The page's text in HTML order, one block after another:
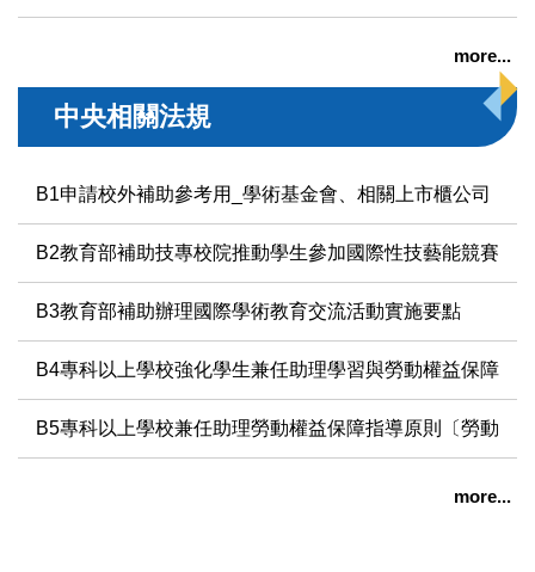
防範掠奪性出版專區
more...
中央相關法規
B1申請校外補助參考用_學術基金會、相關上市櫃公司
B2教育部補助技專校院推動學生參加國際性技藝能競賽要
B3教育部補助辦理國際學術教育交流活動實施要點
B4專科以上學校強化學生兼任助理學習與勞動權益保障處
B5專科以上學校兼任助理勞動權益保障指導原則〔勞動部
more...